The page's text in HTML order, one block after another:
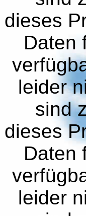
dieses
Daten
leider
sind
dieses
Daten
leider